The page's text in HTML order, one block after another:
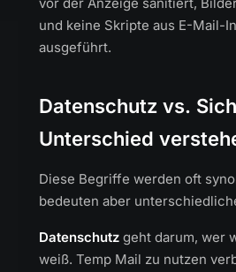
und keine Skripte aus E-Mail-
ausgeführt.
Datenschutz vs.
Unterschied
Diese Begriffe werden oft
bedeuten aber
Datenschutz geht darum, wer
weiß. Temp Mail zu nutzen